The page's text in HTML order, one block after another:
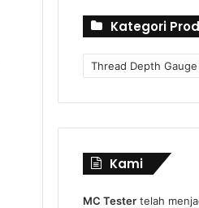
Kategori
Kategori
Produk
Kami
MC Tester telah